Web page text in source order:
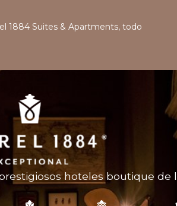
1884 Suites & Apartments, todo
hoteles boutique de